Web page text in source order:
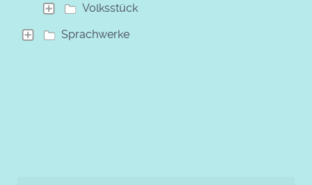
Volksstück
Sprachwerke